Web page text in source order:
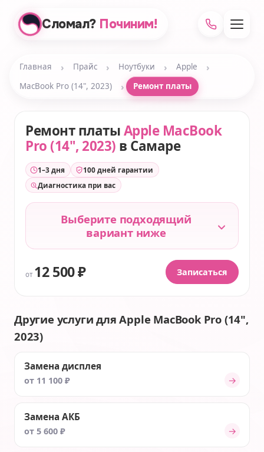
Сломал? Починим!
Главная › Прайс › Ноутбуки › Apple ›
MacBook Pro (14", 2023) › Ремонт платы
Ремонт платыApple MacBook
Pro (14", 2023) в Самаре
1–3 дня
100 дней гарантии
Диагностика при вас
Выберите подходящий
вариант ниже
от 12 500 ₽ Записаться
Другие услуги для Apple MacBook Pro (14",
2023)
Замена дисплея
от 11 100 ₽ →
Замена АКБ
от 5 600 ₽ →